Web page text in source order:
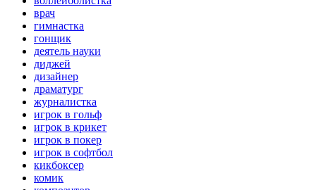
врач
гимнастка
гонщик
деятель науки
диджей
дизайнер
драматург
журналистка
игрок в гольф
игрок в крикет
игрок в покер
игрок в софтбол
кикбоксер
комик